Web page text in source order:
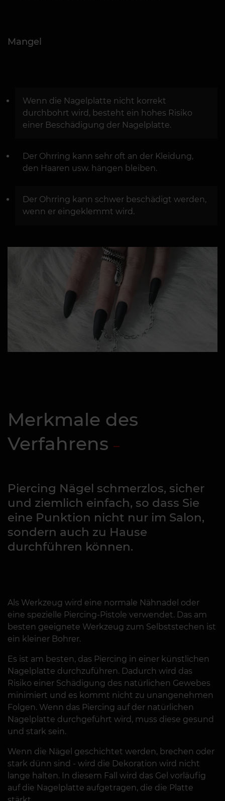
Mangel
Wenn die Nagelplatte nicht korrekt
durchbohrt wird, besteht ein hohes Risiko
einer Beschädigung der Nagelplatte.
Der Ohrring kann sehr oft an der Kleidung,
den Haaren usw. hängen bleiben.
Der Ohrring kann schwer beschädigt werden,
wenn er eingeklemmt wird.
Merkmale des
Verfahrens
Piercing Nägel schmerzlos, sicher
und ziemlich einfach, so dass Sie
eine Punktion nicht nur im Salon,
sondern auch zu Hause
durchführen können.
Als Werkzeug wird eine normale Nähnadel oder
eine spezielle Piercing-Pistole verwendet. Das am
besten geeignete Werkzeug zum Selbststechen ist
ein kleiner Bohrer.
Es ist am besten, das Piercing in einer künstlichen
Nagelplatte durchzuführen. Dadurch wird das
Risiko einer Schädigung des natürlichen Gewebes
minimiert und es kommt nicht zu unangenehmen
Folgen. Wenn das Piercing auf der natürlichen
Nagelplatte durchgeführt wird, muss diese gesund
und stark sein.
Wenn die Nägel geschichtet werden, brechen oder
stark dünn sind - wird die Dekoration wird nicht
lange halten. In diesem Fall wird das Gel vorläufig
auf die Nagelplatte aufgetragen, die die Platte